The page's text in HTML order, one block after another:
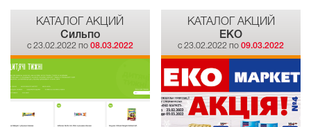
КАТАЛОГ АКЦИЙ
Сильпо
c 23.02.2022 по 08.03.2022
КАТАЛОГ АКЦИЙ
EKO
c 23.02.2022 по09.03.2022